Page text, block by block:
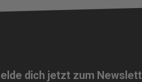
dich jetzt zum